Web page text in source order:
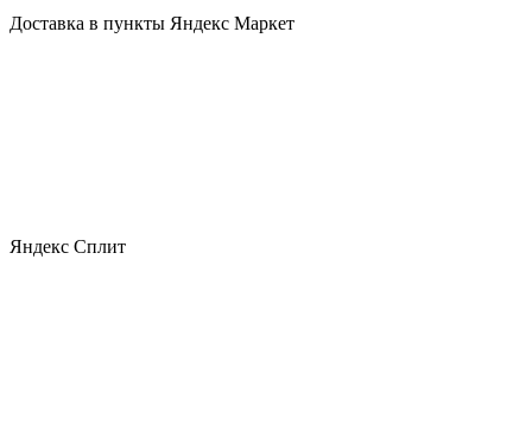
Доставка в пункты Яндекс Маркет
Яндекс Сплит